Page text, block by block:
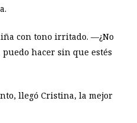
con tono irritado. —¿No
puedo hacer sin que estés
llegó Cristina, la mejor